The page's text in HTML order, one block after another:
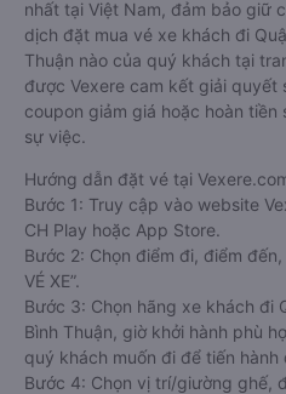
nhất tại Việt Nam, đảm bảo giữ
dịch đặt mua vé xe khách đi
Thuận nào của quý khách tại
được Vexere cam kết giải quyết
coupon giảm giá hoặc hoàn
sự việc.
Hướng dẫn đặt vé tại
Bước 1: Truy cập vào website
CH Play hoặc App Store.
Bước 2: Chọn điểm đi, điểm
VÉ XE”.
Bước 3: Chọn hãng xe khách đi
Bình Thuận, giờ khởi hành phù
quý khách muốn đi để tiến hành
Bước 4: Chọn vị trí/giường ghế,